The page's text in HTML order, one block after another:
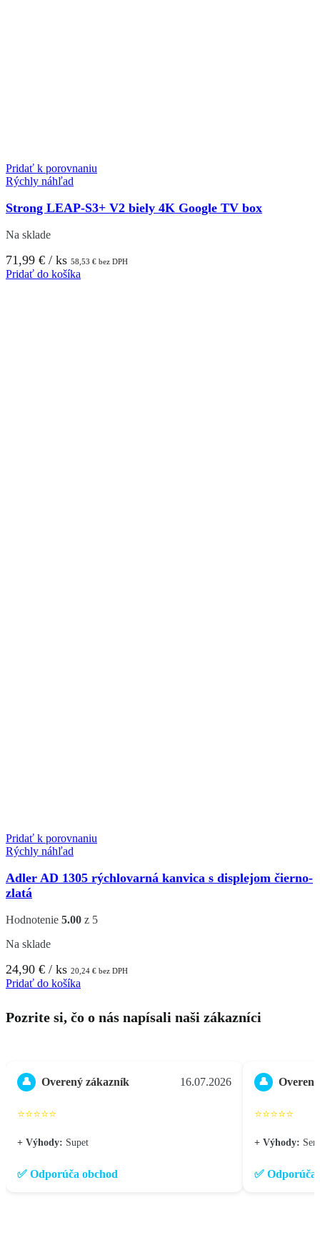
Pridať k porovnaniu
Rýchly náhľad
Strong LEAP-S3+ V2 biely 4K Google TV box
Na sklade
71,99 € / ks 58,53 € bez DPH
Pridať do košíka
Pridať k porovnaniu
Rýchly náhľad
Adler AD 1305 rýchlovarná kanvica s displejom čierno-
zlatá
Hodnotenie 5.00 z 5
Na sklade
24,90 € / ks 20,24 € bez DPH
Pridať do košíka
Pozrite si, čo o nás napísali naši zákazníci
👤 Overený zákazník 16.07.2026
⭐⭐⭐⭐⭐
+ Výhody: Supet
✅ Odporúča obchod
👤
⭐⭐⭐⭐⭐
+ Výhody:
✅ Odporúča